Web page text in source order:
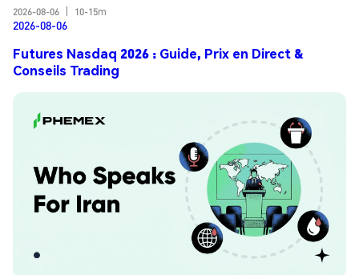
2026-08-06
10-15m
2026-08-06
Futures Nasdaq 2026 : Guide, Prix en Direct &
Conseils Trading